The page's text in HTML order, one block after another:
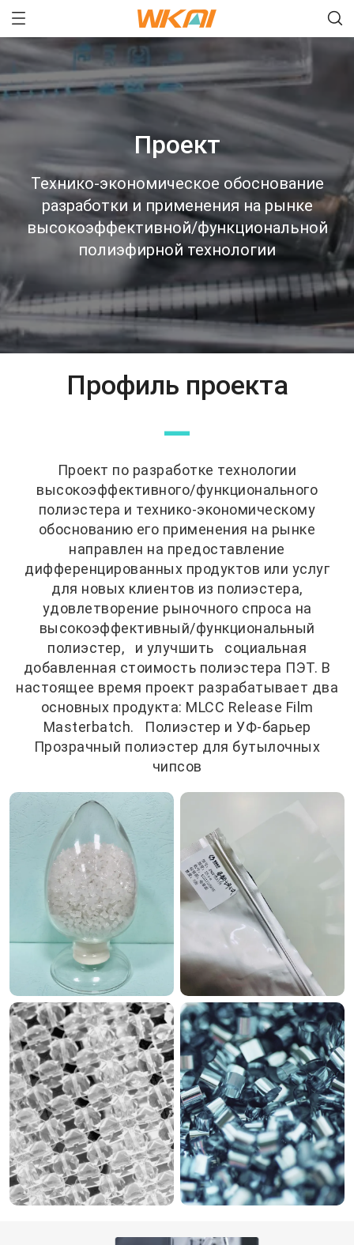
Проект
Технико-экономическое обоснование
разработки и применения на рынке
высокоэффективной/функциональной
полиэфирной технологии
Профиль проекта
—
Проект по разработке технологии
высокоэффективного/функционального
полиэстера и технико-экономическому
обоснованию его применения на рынке
направлен на предоставление
дифференцированных продуктов или услуг
для новых клиентов из полиэстера,
удовлетворение рыночного спроса на
высокоэффективный/функциональный
полиэстер, и улучшить социальная
добавленная стоимость полиэстера ПЭТ. В
настоящее время проект разрабатывает два
основных продукта: MLCC Release Film
Masterbatch. Полиэстер и УФ-барьер
Прозрачный полиэстер для бутылочных
чипсов